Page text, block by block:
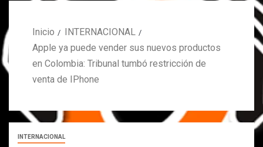
Inicio
INTERNACIONAL
Apple ya puede vender sus nuevos productos
en Colombia: Tribunal tumbó restricción de
venta de IPhone
INTERNACIONAL